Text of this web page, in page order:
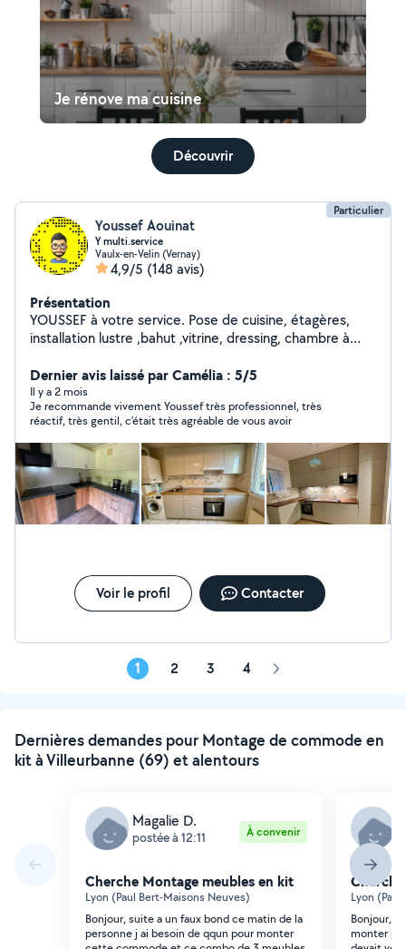
Je rénove ma cuisine
Découvrir
Particulier
Youssef Aouinat
Y multi.service
Vaulx-en-Velin (Vernay)
4,9/5 (148 avis)
Présentation
YOUSSEF à votre service. Pose de cuisine, étagères,
installation lustre ,bahut ,vitrine, dressing, chambre à
pose des tringles et stores. Mon expérience vous
garantis un travail soigné et de qualité.
Dernier avis laissé par Camélia : 5/5
Il y a 2 mois
Je recommande vivement Youssef très professionnel, très
réactif, très gentil, c’était très agréable de vous avoir
Voir le profil Contacter
1 2 3 4 Page
Dernières demandes pour Montage de commode en
kit à Villeurbanne (69) et alentours
Magalie D.
postée à 12:11 À convenir
Cherche Montage meubles en kit
Lyon (Paul Bert-Maisons Neuves)
Bonjour, suite a un faux bond ce matin de la
personne j ai besoin de qqun pour monter
Lyon
Bonjour, j
monter